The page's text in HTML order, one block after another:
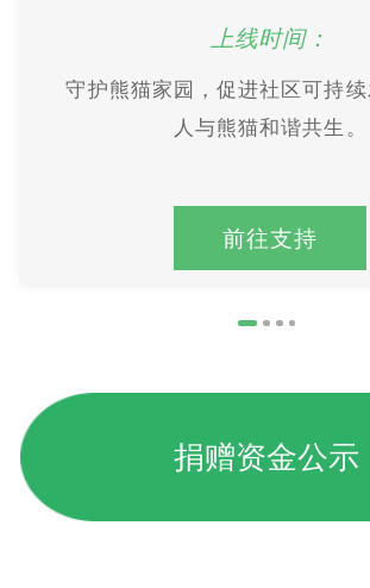
上线时间：
守护熊猫家园，促进社区可持
人与熊猫和谐共生。
前往支持
捐赠资金公示